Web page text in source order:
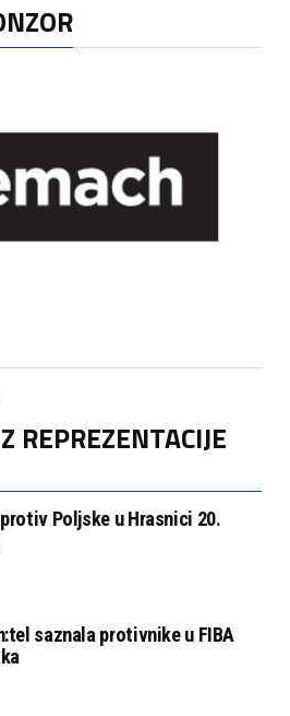
REPREZENTACIJE
Poljske u Hrasnici 20.
saznala protivnike u FIBA